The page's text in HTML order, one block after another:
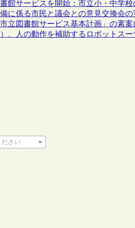
館サービスを開始：市立小・中学
に係る市民と議会との意見交換会の
立図書館サービス基本計画」の素
、人の動作を補助するロボットス
さい